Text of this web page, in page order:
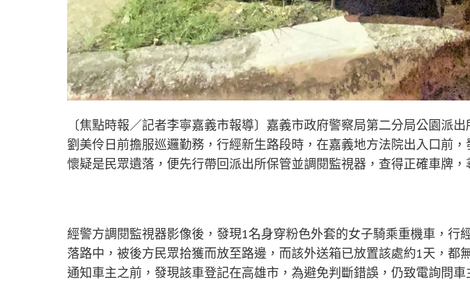
〔焦點時報／記者李寧嘉義市報導〕嘉義市政府警察局第二分局公園派
劉美伶日前擔服巡邏勤務，行經新生路段時，在嘉義地方法院出入口前，
懷疑是民眾遺落，便先行帶回派出所保管並調閱監視器，查得正確車牌，
經警方調閱監視器影像後，發現1名身穿粉色外套的女子騎乘重機車，行
落路中，被後方民眾拾獲而放至路邊，而該外送箱已放置該處約1天，都
通知車主之前，發現該車登記在高雄市，為避免判斷錯誤，仍致電詢問